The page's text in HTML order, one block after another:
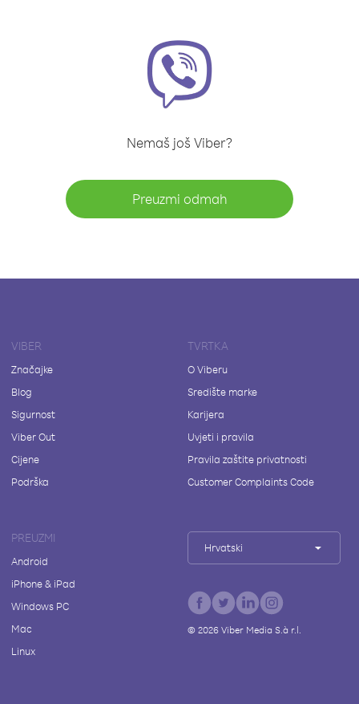
Nemaš još Viber?
Preuzmi odmah
VIBER
Značajke
Blog
Sigurnost
Viber Out
Cijene
Podrška
TVRTKA
O Viberu
Središte marke
Karijera
Uvjeti i pravila
Pravila zaštite privatnosti
Customer Complaints Code
PREUZMI
Android
iPhone & iPad
Windows PC
Mac
Linux
Hrvatski
© 2026Viber Media S.à r.l.